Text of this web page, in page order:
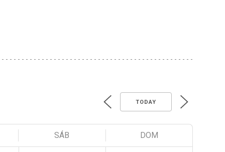
TODAY
SÁB DOM